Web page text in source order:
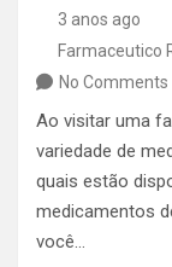
3 anos ago
Farmaceutico
No Comments
Ao visitar uma
variedade de
quais estão
medicamentos
você…